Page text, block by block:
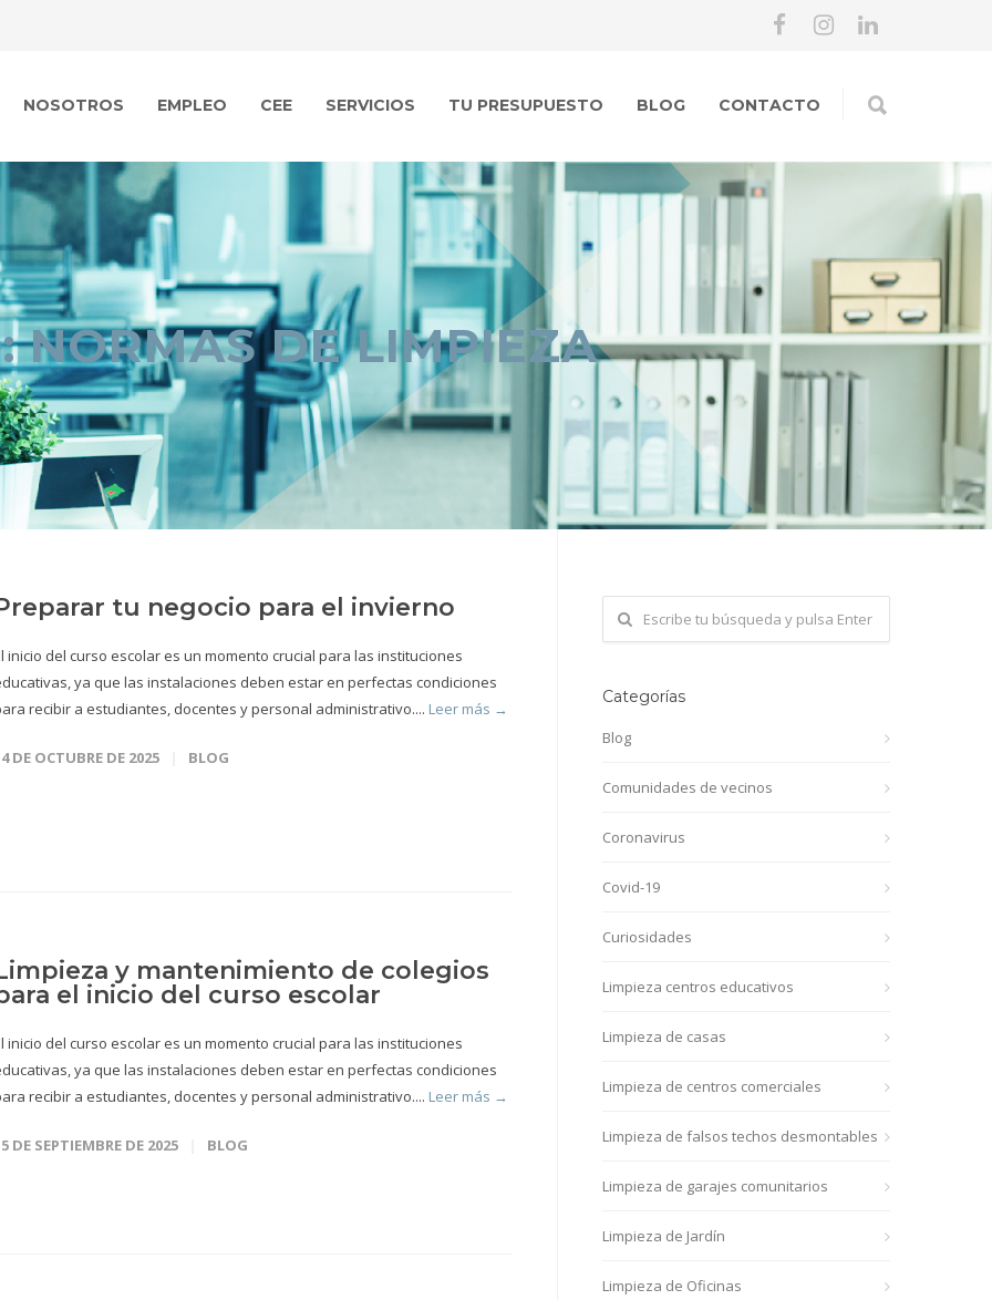
NOSOTROS EMPLEO CEE SERVICIOS TU PRESUPUESTO BLOG CONTACTO
NORMAS DE LIMPIEZA
tu negocio para el invierno
inicio del curso escolar es un momento crucial para las instituciones
ya que las instalaciones deben estar en perfectas condiciones
recibir a estudiantes, docentes y personal administrativo.... Leer más →
DE OCTUBRE DE 2025 BLOG
y mantenimiento de colegios
el inicio del curso escolar
inicio del curso escolar es un momento crucial para las instituciones
ya que las instalaciones deben estar en perfectas condiciones
recibir a estudiantes, docentes y personal administrativo.... Leer más →
DE SEPTIEMBRE DE 2025 BLOG
Categorías
Blog
Comunidades de vecinos
Coronavirus
Covid-19
Curiosidades
Limpieza centros educativos
Limpieza de casas
Limpieza de centros comerciales
Limpieza de falsos techos desmontables
Limpieza de garajes comunitarios
Limpieza de Jardín
Limpieza de Oficinas